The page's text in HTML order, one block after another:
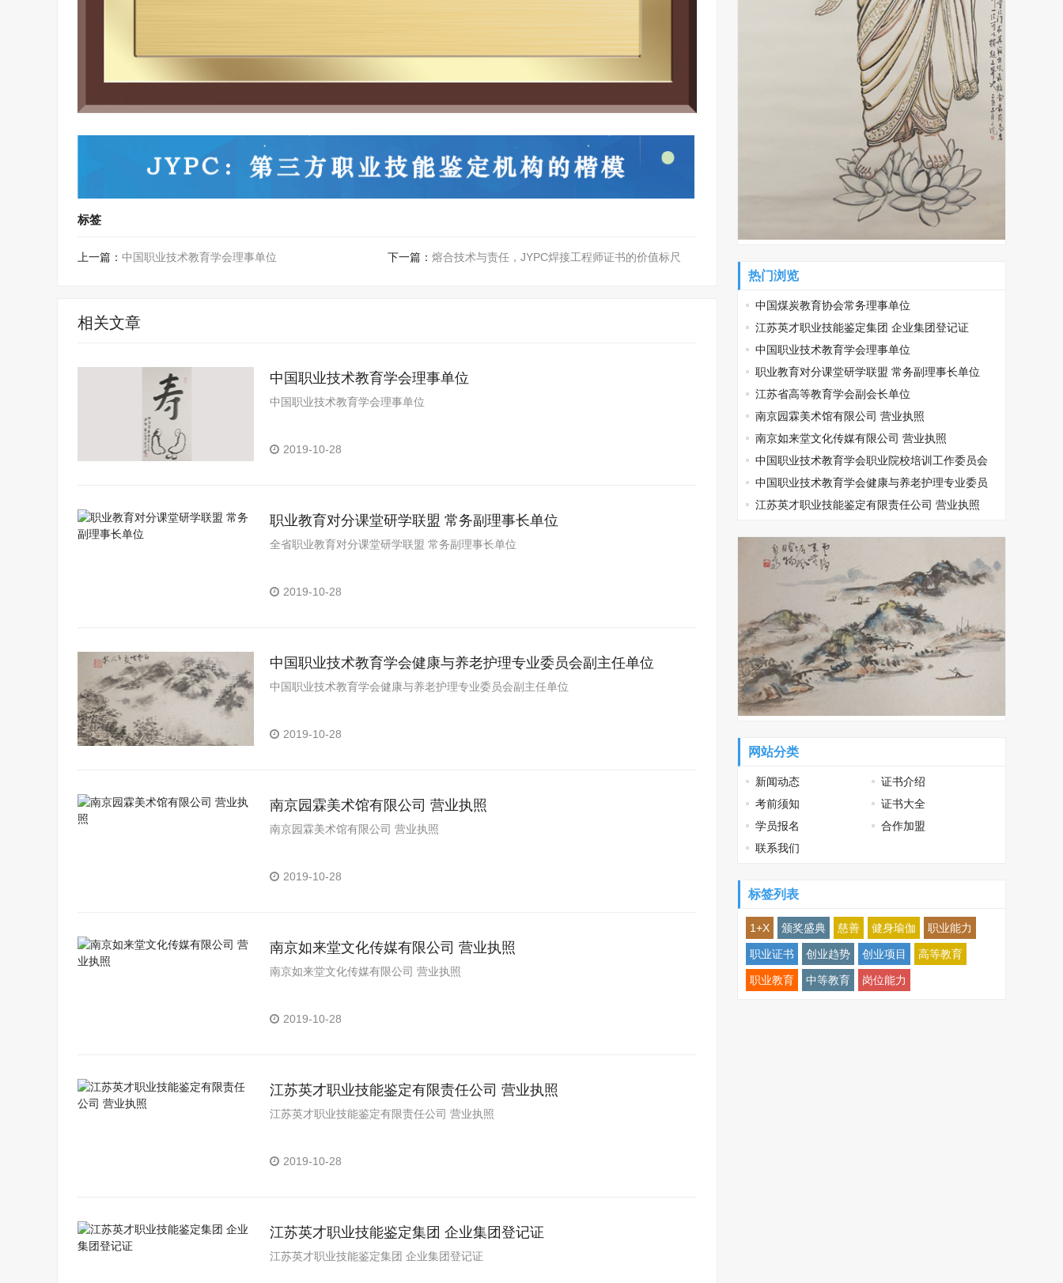
标签
上一篇： 中国职业技术教育学会理事单位 下一篇： 熔合技术与责任，JYPC焊接工程师证书的价值标尺
相关文章
中国职业技术教育学会理事单位
中国职业技术教育学会理事单位
2019-10-28
职业教育对分课堂研学联盟 常务副理事长单位
全省职业教育对分课堂研学联盟 常务副理事长单位
2019-10-28
中国职业技术教育学会健康与养老护理专业委员会副主任单位
中国职业技术教育学会健康与养老护理专业委员会副主任单位
2019-10-28
南京园霖美术馆有限公司 营业执照
南京园霖美术馆有限公司 营业执照
2019-10-28
南京如来堂文化传媒有限公司 营业执照
南京如来堂文化传媒有限公司 营业执照
2019-10-28
江苏英才职业技能鉴定有限责任公司 营业执照
江苏英才职业技能鉴定有限责任公司 营业执照
2019-10-28
江苏英才职业技能鉴定集团 企业集团登记证
江苏英才职业技能鉴定集团 企业集团登记证
热门浏览
中国煤炭教育协会常务理事单位
江苏英才职业技能鉴定集团 企业集团登记证
中国职业技术教育学会理事单位
职业教育对分课堂研学联盟 常务副理事长单位
江苏省高等教育学会副会长单位
南京园霖美术馆有限公司 营业执照
南京如来堂文化传媒有限公司 营业执照
中国职业技术教育学会职业院校培训工作委员会
常务理事单位
中国职业技术教育学会健康与养老护理专业委员
会副主任单位
江苏英才职业技能鉴定有限责任公司 营业执照
网站分类
新闻动态
证书介绍
考前须知
证书大全
学员报名
合作加盟
联系我们
标签列表
1+X 颁奖盛典 慈善 健身瑜伽 职业能力
职业证书 创业趋势 创业项目 高等教育
职业教育 中等教育 岗位能力